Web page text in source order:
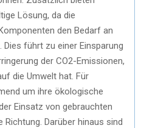
Lösung, da die
den Bedarf an
führt zu einer Einsparung
der CO2-Emissionen,
die Umwelt hat. Für
um ihre ökologische
Einsatz von gebrauchten
Darüber hinaus sind